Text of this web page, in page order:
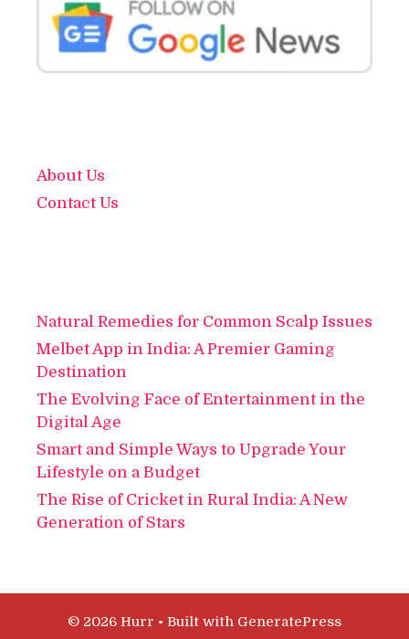
About Us
Contact Us
Natural Remedies for Common Scalp Issues
Melbet App in India: A Premier Gaming
Destination
The Evolving Face of Entertainment in the
Digital Age
Smart and Simple Ways to Upgrade Your
Lifestyle on a Budget
The Rise of Cricket in Rural India: A New
Generation of Stars
© 2026 Hurr • Built with GeneratePress